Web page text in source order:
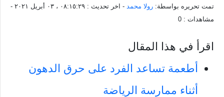
تمت تحريره بواسطة: رولا محمد - اخر تحديث : ٠٨:١٥:٢٩ ، ٠٣ أبريل ٢٠٢١
-
مشاهدات : 0
اقرأ في هذا المقال
أطعمة تساعد الفرد على حرق الدهون
أثناء ممارسة الرياضة